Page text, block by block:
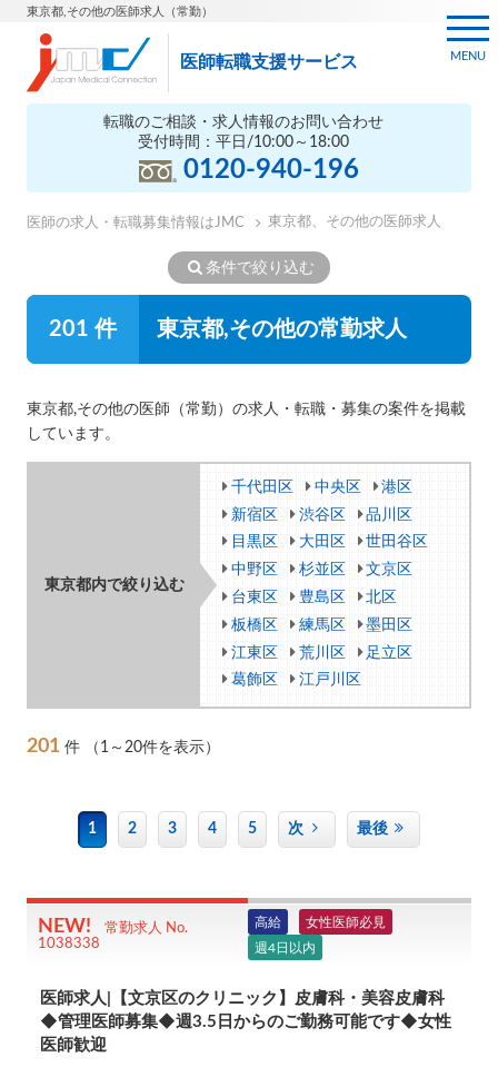
東京都,その他の医師求人（常勤）
医師転職支援サービス
転職のご相談・求人情報のお問い合わせ
受付時間：平日/10:00～18:00
0120-940-196
MENU
医師の求人・転職募集情報はJMC 東京都、その他の医師求人
条件で絞り込む
201 件 東京都,その他の常勤求人
東京都,その他の医師（常勤）の求人・転職・募集の案件を掲載
しています。
東京都内で絞り込む
千代田区 中央区
港区
新宿区
渋谷区
品川区
目黒区
大田区
世田谷区
中野区
杉並区
文京区
台東区
豊島区
北区
板橋区
練馬区
墨田区
江東区
荒川区
足立区
葛飾区
江戸川区
201 件 （1～20件を表示）
1 2 3 4 5 次 最後
常勤求人 No.
1038338
高給
女性医師必見
週4日以内
医師求人|【文京区のクリニック】皮膚科・美容皮膚科
◆管理医師募集◆週3.5日からのご勤務可能です◆女性
医師歓迎